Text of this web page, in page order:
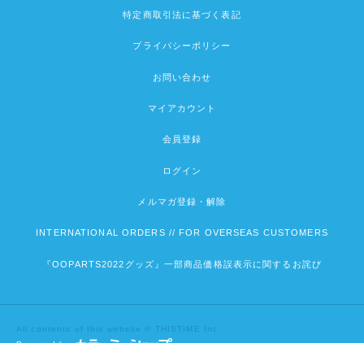
特定商取引法に基づく表記
プライバシーポリシー
お問い合わせ
マイアカウント
会員登録
ログイン
メルマガ登録・解除
INTERNATIONAL ORDERS // FOR OVERSEAS CUSTOMERS
『OOPARTS2022グッズ』一部商品価格誤表示に関するお詫び
All contents of this website © THISTIME Inc.